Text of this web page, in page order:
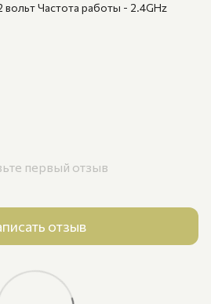
Частота работы - 2.4GHz
первый отзыв
отзыв